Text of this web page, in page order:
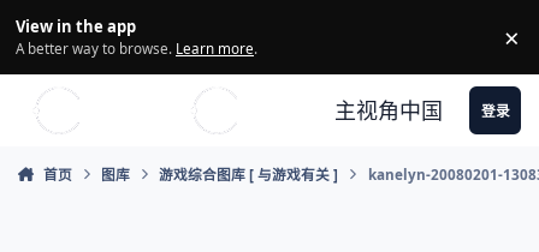
View in the app
A better way to browse. Learn more. ×
主视角中国 登录
首页 图库 游戏综合图库 [ 与游戏有关 ] kanelyn-20080201-